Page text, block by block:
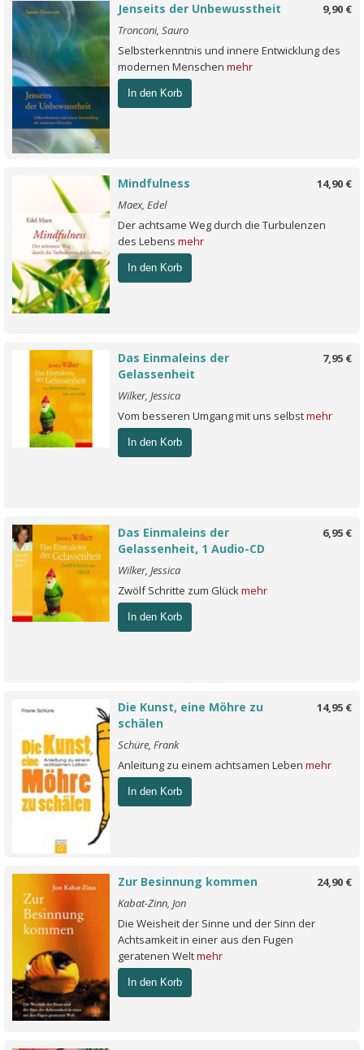
9,90 €
Jenseits der Unbewusstheit
Tronconi, Sauro
Selbsterkenntnis und innere Entwicklung des
modernen Menschen mehr
In den Korb
14,90 €
Mindfulness
Maex, Edel
Der achtsame Weg durch die Turbulenzen
des Lebens mehr
In den Korb
7,95 €
Das Einmaleins der
Gelassenheit
Wilker, Jessica
Vom besseren Umgang mit uns selbstmehr
In den Korb
6,95 €
Das Einmaleins der
Gelassenheit, 1 Audio-CD
Wilker, Jessica
Zwölf Schritte zum Glückmehr
In den Korb
14,95 €
Die Kunst, eine Möhre zu
schälen
Schüre, Frank
Anleitung zu einem achtsamen Leben mehr
In den Korb
24,90 €
Zur Besinnung kommen
Kabat-Zinn, Jon
Die Weisheit der Sinne und der Sinn der
Achtsamkeit in einer aus den Fugen
geratenen Weltmehr
In den Korb